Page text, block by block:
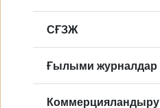
CҒЗЖ
Ғылыми журналдар
Коммерцияландыру